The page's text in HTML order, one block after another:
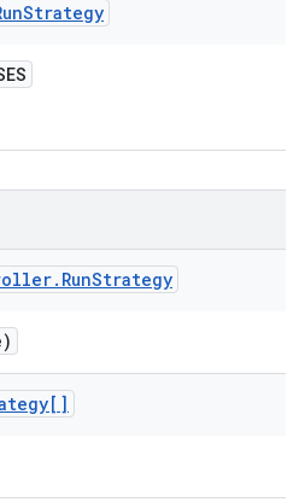
Strategy
. RunStrategy